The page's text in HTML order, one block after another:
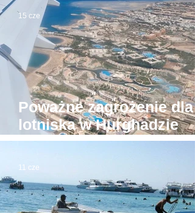
Poważne zagrożenie dla
lotniska w Hurghadzie
usunięte. Turyści mogą
15 cze
11 cze